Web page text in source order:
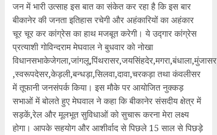
जन में भारी उत्साह इस बात का संकेत कर रहा है कि इस बार
बीकानेर की जनता इतिहास रचेगी और अहंकारियों का अहंकार
चूर चूर कर कांग्रेस का हाथ मजबूत करेगी। ये उद्गार कांग्रेस
प्रत्याशी गोविन्दराम मेघवाल ने बुधवार को नोखा
,स्वरूपदेसर,केड़ली,बन्धड़ा,सिलवा,दावा,चरकड़ा तथा कंवलीसर
में तूफानी जनसंपर्क किया। इस मौके पर आयोजित नुक्कड़
सभाओं में बोलते हुए मेघवाल ने कहा कि बीकानेर संसदीय क्षेत्र में
सड़कें,रेल और मूलभूत सुविधाओं को सुचारू करना मेरा लक्ष्य
होगा। आपके सहयोग और आशीर्वाद से पिछले 15 साल से पिछड़े